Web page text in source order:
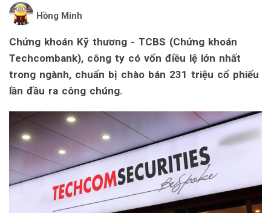
Hồng Minh
Chứng khoán Kỹ thương - TCBS (Chứng khoán
Techcombank), công ty có vốn điều lệ lớn nhất
trong ngành, chuẩn bị chào bán 231 triệu cổ phiếu
lần đầu ra công chúng.